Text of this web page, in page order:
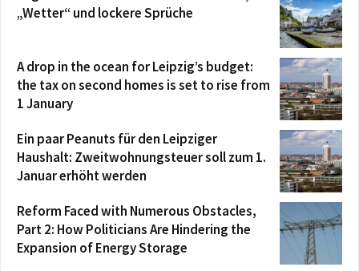
„Wetter“ und lockere Sprüche
A drop in the ocean for Leipzig’s budget:
the tax on second homes is set to rise from
1 January
Ein paar Peanuts für den Leipziger
Haushalt: Zweitwohnungsteuer soll zum 1.
Januar erhöht werden
Reform Faced with Numerous Obstacles,
Part 2: How Politicians Are Hindering the
Expansion of Energy Storage